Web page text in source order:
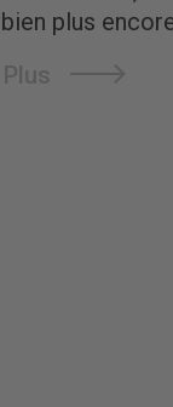
bien plus